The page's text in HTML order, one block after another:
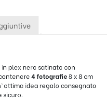
plex nero satinato con
4 fotografie8 x 8 cm
ottima idea regalo consegnato
sicuro.